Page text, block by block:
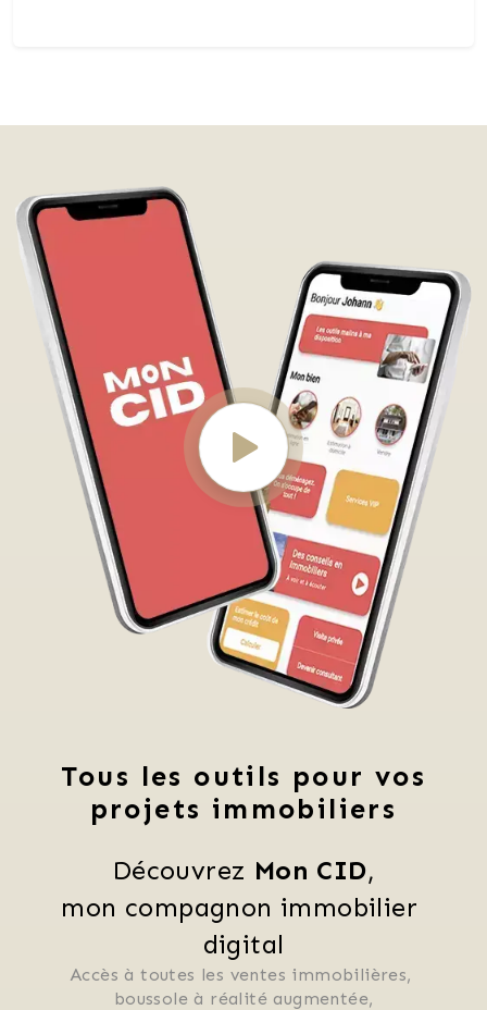
Tous les outils pour vos
projets immobiliers
Découvrez Mon CID,
mon compagnon immobilier
digital
Accès à toutes les ventes immobilières,
boussole à réalité augmentée,